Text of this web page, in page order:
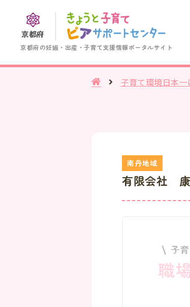
京都府の妊娠・出産・子育て支援情報ポータルサイト
京都府
子育て環境日本一
有限会社